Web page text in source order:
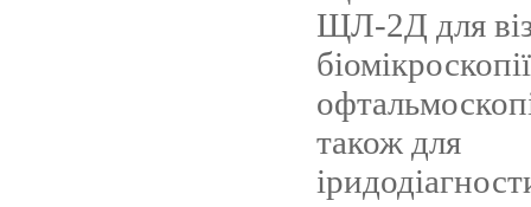
ЩЛ-2Д для
також для